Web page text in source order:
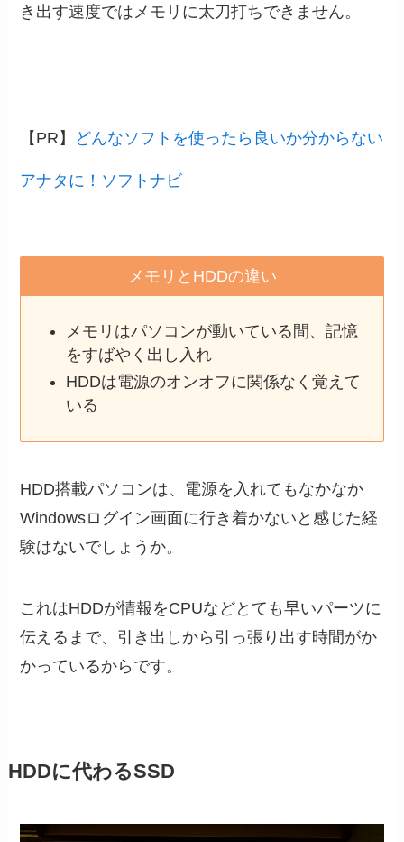
き出す速度ではメモリに太刀打ちできません。
【PR】 どんなソフトを使ったら良いか分からない
アナタに！ソフトナビ
メモリとHDDの違い
メモリはパソコンが動いている間、記憶
をすばやく出し入れ
HDDは電源のオンオフに関係なく覚えて
いる
HDD搭載パソコンは、電源を入れてもなかなか
Windowsログイン画面に行き着かないと感じた経
験はないでしょうか。
これはHDDが情報をCPUなどとても早いパーツに
伝えるまで、引き出しから引っ張り出す時間がか
かっているからです。
HDDに代わるSSD